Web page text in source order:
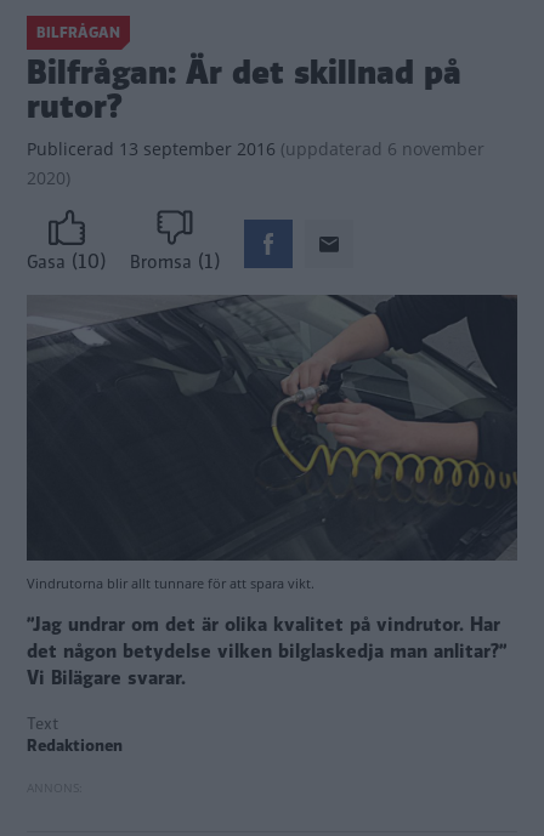
BILFRÅGAN
Bilfrågan: Är det skillnad på
rutor?
Publicerad 13 september 2016 (uppdaterad 6 november
2020)
Gasa (10) Bromsa (1)
Vindrutorna blir allt tunnare för att spara vikt.
”Jag undrar om det är olika kvalitet på vindrutor. Har
det någon betydelse vilken bilglaskedja man anlitar?”
Vi Bilägare svarar.
Text
Redaktionen